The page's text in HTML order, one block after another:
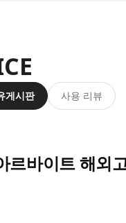
게시판 사용 리뷰
르바이트 해외